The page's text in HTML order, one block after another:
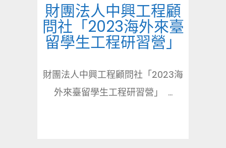
財團法人中興工程顧
問社「2023海外來臺
留學生工程研習營」
財團法人中興工程顧問社「2023海
外來臺留學生工程研習營」 ...